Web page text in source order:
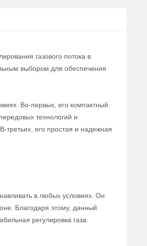
газового потока в
выбором для обеспечения
Во-первых, его компактный
технологий и
третьих, его простая и надежная
в любых условиях. Он
Благодаря этому, данный
регулировка газа.